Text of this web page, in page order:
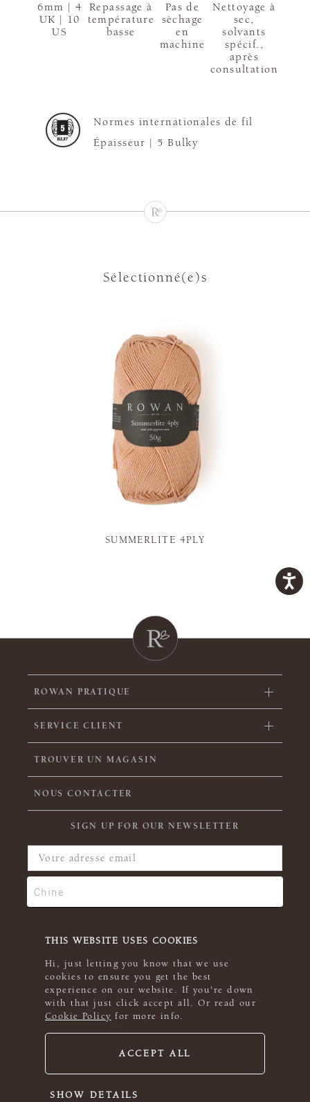
THIS WEBSITE USES COOKIES
Hi, just letting you know that we use
cookies to ensure you get the best
experience on our website. If you're down
with that just click accept all. Or read our
Cookie Policy for more info.
ACCEPT ALL
SHOW DETAILS
6mm | 4
UK | 10
US
Repassage à
température
basse
Pas de
sèchage
en
machine
Nettoyage à
sec,
solvants
spécif.,
après
consultation
Normes internationales de fil
Épaisseur | 5 Bulky
Sélectionné(e)s
SUMMERLITE 4PLY
ROWAN PRATIQUE
SERVICE CLIENT
TROUVER UN MAGASIN
NOUS CONTACTER
SIGN UP FOR OUR NEWSLETTER
© 2026 Rowan